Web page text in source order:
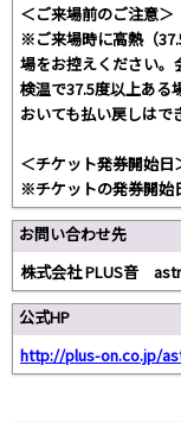
＜ご来場前のご注意＞
※ご来場時に高熱（
場をお控えください。
検温で37.5度以上ある
おいても払い戻しはで
＜チケット発券開始日
※チケットの発券開始
お問い合わせ先
株式会社 PLUS音
公式HP
http://plus-on.co.jp/